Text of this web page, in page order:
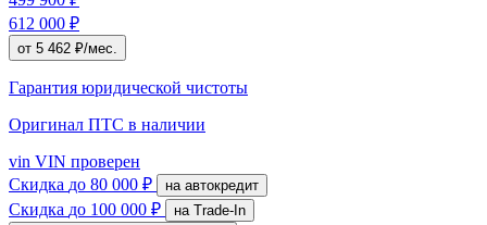
612 000 ₽
от 5 462 ₽/мес.
Гарантия юридической чистоты
Оригинал ПТС в наличии
vin VIN проверен
Скидка до 80 000 ₽ на автокредит
Скидка до 100 000 ₽
на Trade-In